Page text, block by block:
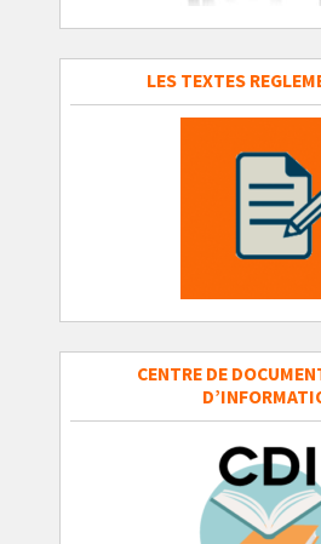
LES TEXTES
CENTRE DE